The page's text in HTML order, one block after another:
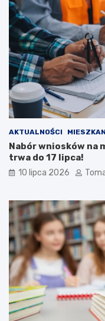
AKTUALNOŚCI
Nabór wniosków na
trwa do 17 lipca!
10 lipca 2026